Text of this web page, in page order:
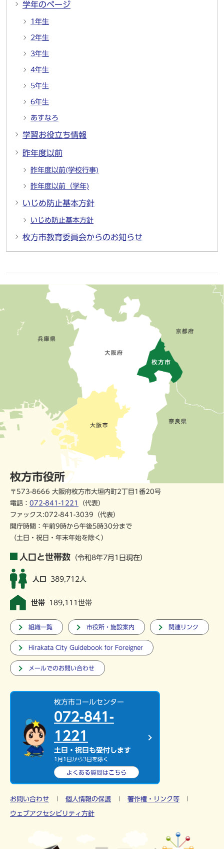
学年のページ
1年生
2年生
3年生
4年生
5年生
6年生
あすなろ
学習お役立ち情報
昨年度以前
昨年度以前(学校行事)
昨年度以前（学年)
いじめ防止基本方針
いじめ防止基本方針
枚方市教育委員会からのお知らせ
枚方市役所
〒573-8666 大阪府枚方市大垣内町2丁目1番20号
電話： 072-841-1221
（代表）
ファックス:072-841-3039（代表）
開庁時間：午前9時から午後5時30分まで
（土日・祝日・年末年始を除く）
人口と世帯数 （令和8年7月1日現在）
人口 389,712人
世帯 189,111世帯
組織一覧 市役所・施設案内 関連リンク
Hirakata City Guidebook for Foreigner
メールでのお問い合わせ
枚方市コールセンター
072-841-
1221
土日・祝日も受付します
1月1日から3日を除く
よくある質問はこちら
お問い合わせ 個人情報の保護 著作権・リンク等
ウェブアクセシビリティ方針